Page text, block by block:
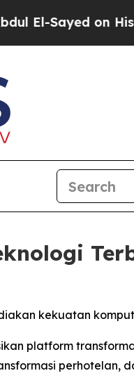
on Historic
kekuatan
platform
perhotelan,